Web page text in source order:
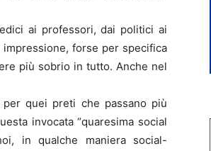
ai professori, dai politici ai
forse per specifica
più sobrio in tutto. Anche nel
quei preti che passano più
invocata “quaresima social
in qualche maniera social-